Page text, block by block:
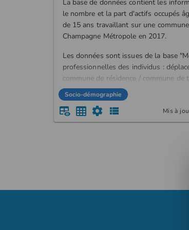
La base de données contient les
le nombre et la part d'actifs occupés
de 15 ans travaillant sur une
Champagne Métropole en 2017.
Les données sont issues de la base
professionnelles des individus :
commune de résidence / commune de
2017" de l'INSEE.
Socio-démographie
Mis à